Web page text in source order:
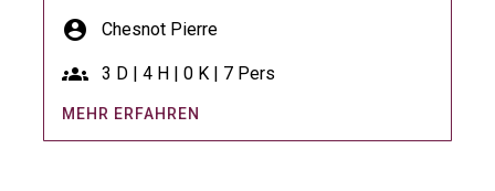
account_circle Chesnot Pierre
groups 3 D | 4 H | 0 K | 7 Pers
MEHR ERFAHREN